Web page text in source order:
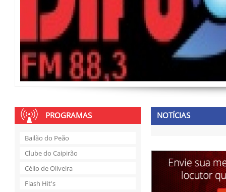
PROGRAMAS
Bailão do Peão
Clube do Caipirão
Célio de Oliveira
Flash Hit's
NOTÍCIAS